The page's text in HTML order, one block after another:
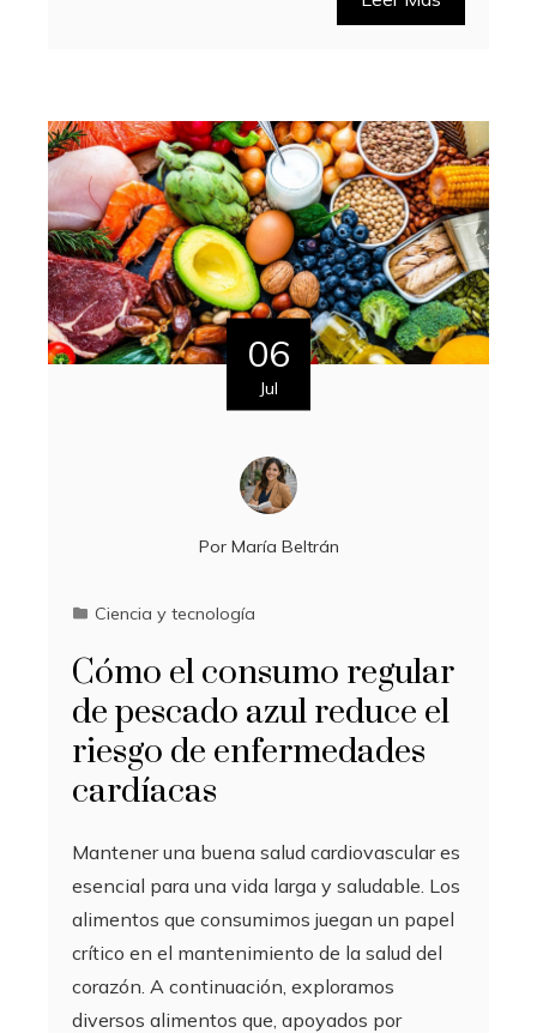
06
Jul
Por María Beltrán
Ciencia y tecnología
Cómo el consumo regular
de pescado azul reduce el
riesgo de enfermedades
cardíacas
Mantener una buena salud cardiovascular es
esencial para una vida larga y saludable. Los
alimentos que consumimos juegan un papel
crítico en el mantenimiento de la salud del
corazón. A continuación, exploramos
diversos alimentos que, apoyados por